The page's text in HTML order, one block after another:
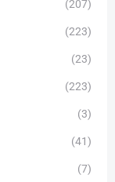
(207)
(223)
(23)
(223)
(3)
(41)
(7)